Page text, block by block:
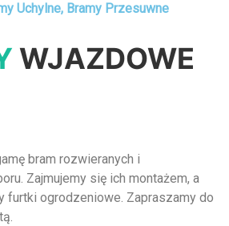
Uchylne, Bramy Przesuwne
WJAZDOWE
bram rozwieranych i
Zajmujemy się ich montażem, a
furtki ogrodzeniowe. Zapraszamy do